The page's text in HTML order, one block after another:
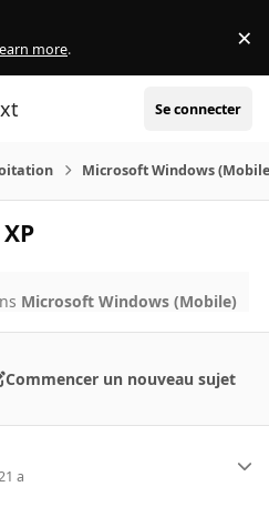
more. ×
Se connecter
Microsoft Windows
Microsoft Windows (Mobile)
Commencer un nouveau sujet
a